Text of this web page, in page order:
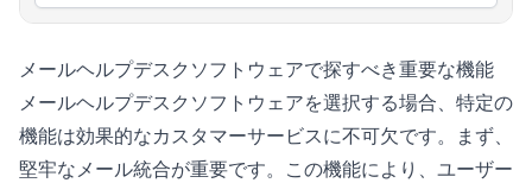
メールヘルプデスクソフトウェアで探すべき重要な機能
メールヘルプデスクソフトウェアを選択する場合、特定の
機能は効果的なカスタマーサービスに不可欠です。まず、
堅牢なメール統合が重要です。この機能により、ユーザー